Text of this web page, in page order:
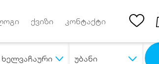
ქვიზი კონტაქტი
ხელვაჩაური უბანი